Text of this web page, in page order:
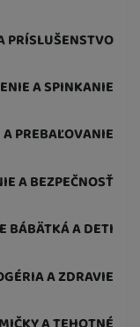
PRÍSLUŠENSTVO
A SPINKANIE
PREBAĽOVANIE
A BEZPEČNOSŤ
BÁBÄTKÁ A DETI
A ZDRAVIE